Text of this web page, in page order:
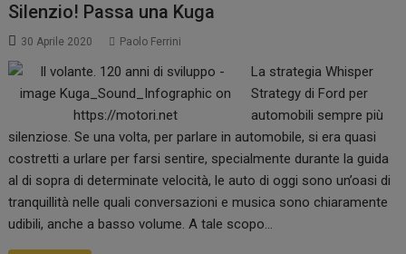
Silenzio! Passa una Kuga
30 Aprile 2020 Paolo Ferrini
La strategia Whisper
Strategy di Ford per
automobili sempre più
silenziose. Se una volta, per parlare in automobile, si era quasi
costretti a urlare per farsi sentire, specialmente durante la guida
al di sopra di determinate velocità, le auto di oggi sono un’oasi di
tranquillità nelle quali conversazioni e musica sono chiaramente
udibili, anche a basso volume. A tale scopo…